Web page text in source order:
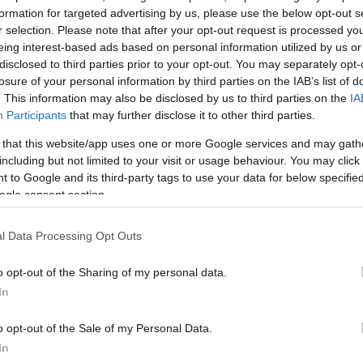
for targeted advertising by us, please use the below opt-out
selection. Please note that after your opt-out request is processed
interest-based ads based on personal information utilized by us
to third parties prior to your opt-out. You may separately
of your personal information by third parties on the IAB’s list of
This information may also be disclosed by us to third parties on the
Participants that may further disclose it to other third parties.
that this website/app uses one or more Google services and may
but not limited to your visit or usage behaviour. You may
to Google and its third-party tags to use your data for below
consent section.
Data Processing Opt Outs
opt-out of the Sharing of my personal data.
opt-out of the Sale of my Personal Data.
χώρο, το σπουδάζουμε και το δουλεύουμε χρόνια
για τον εαυτό του. Πάντα νομίζω πως ο